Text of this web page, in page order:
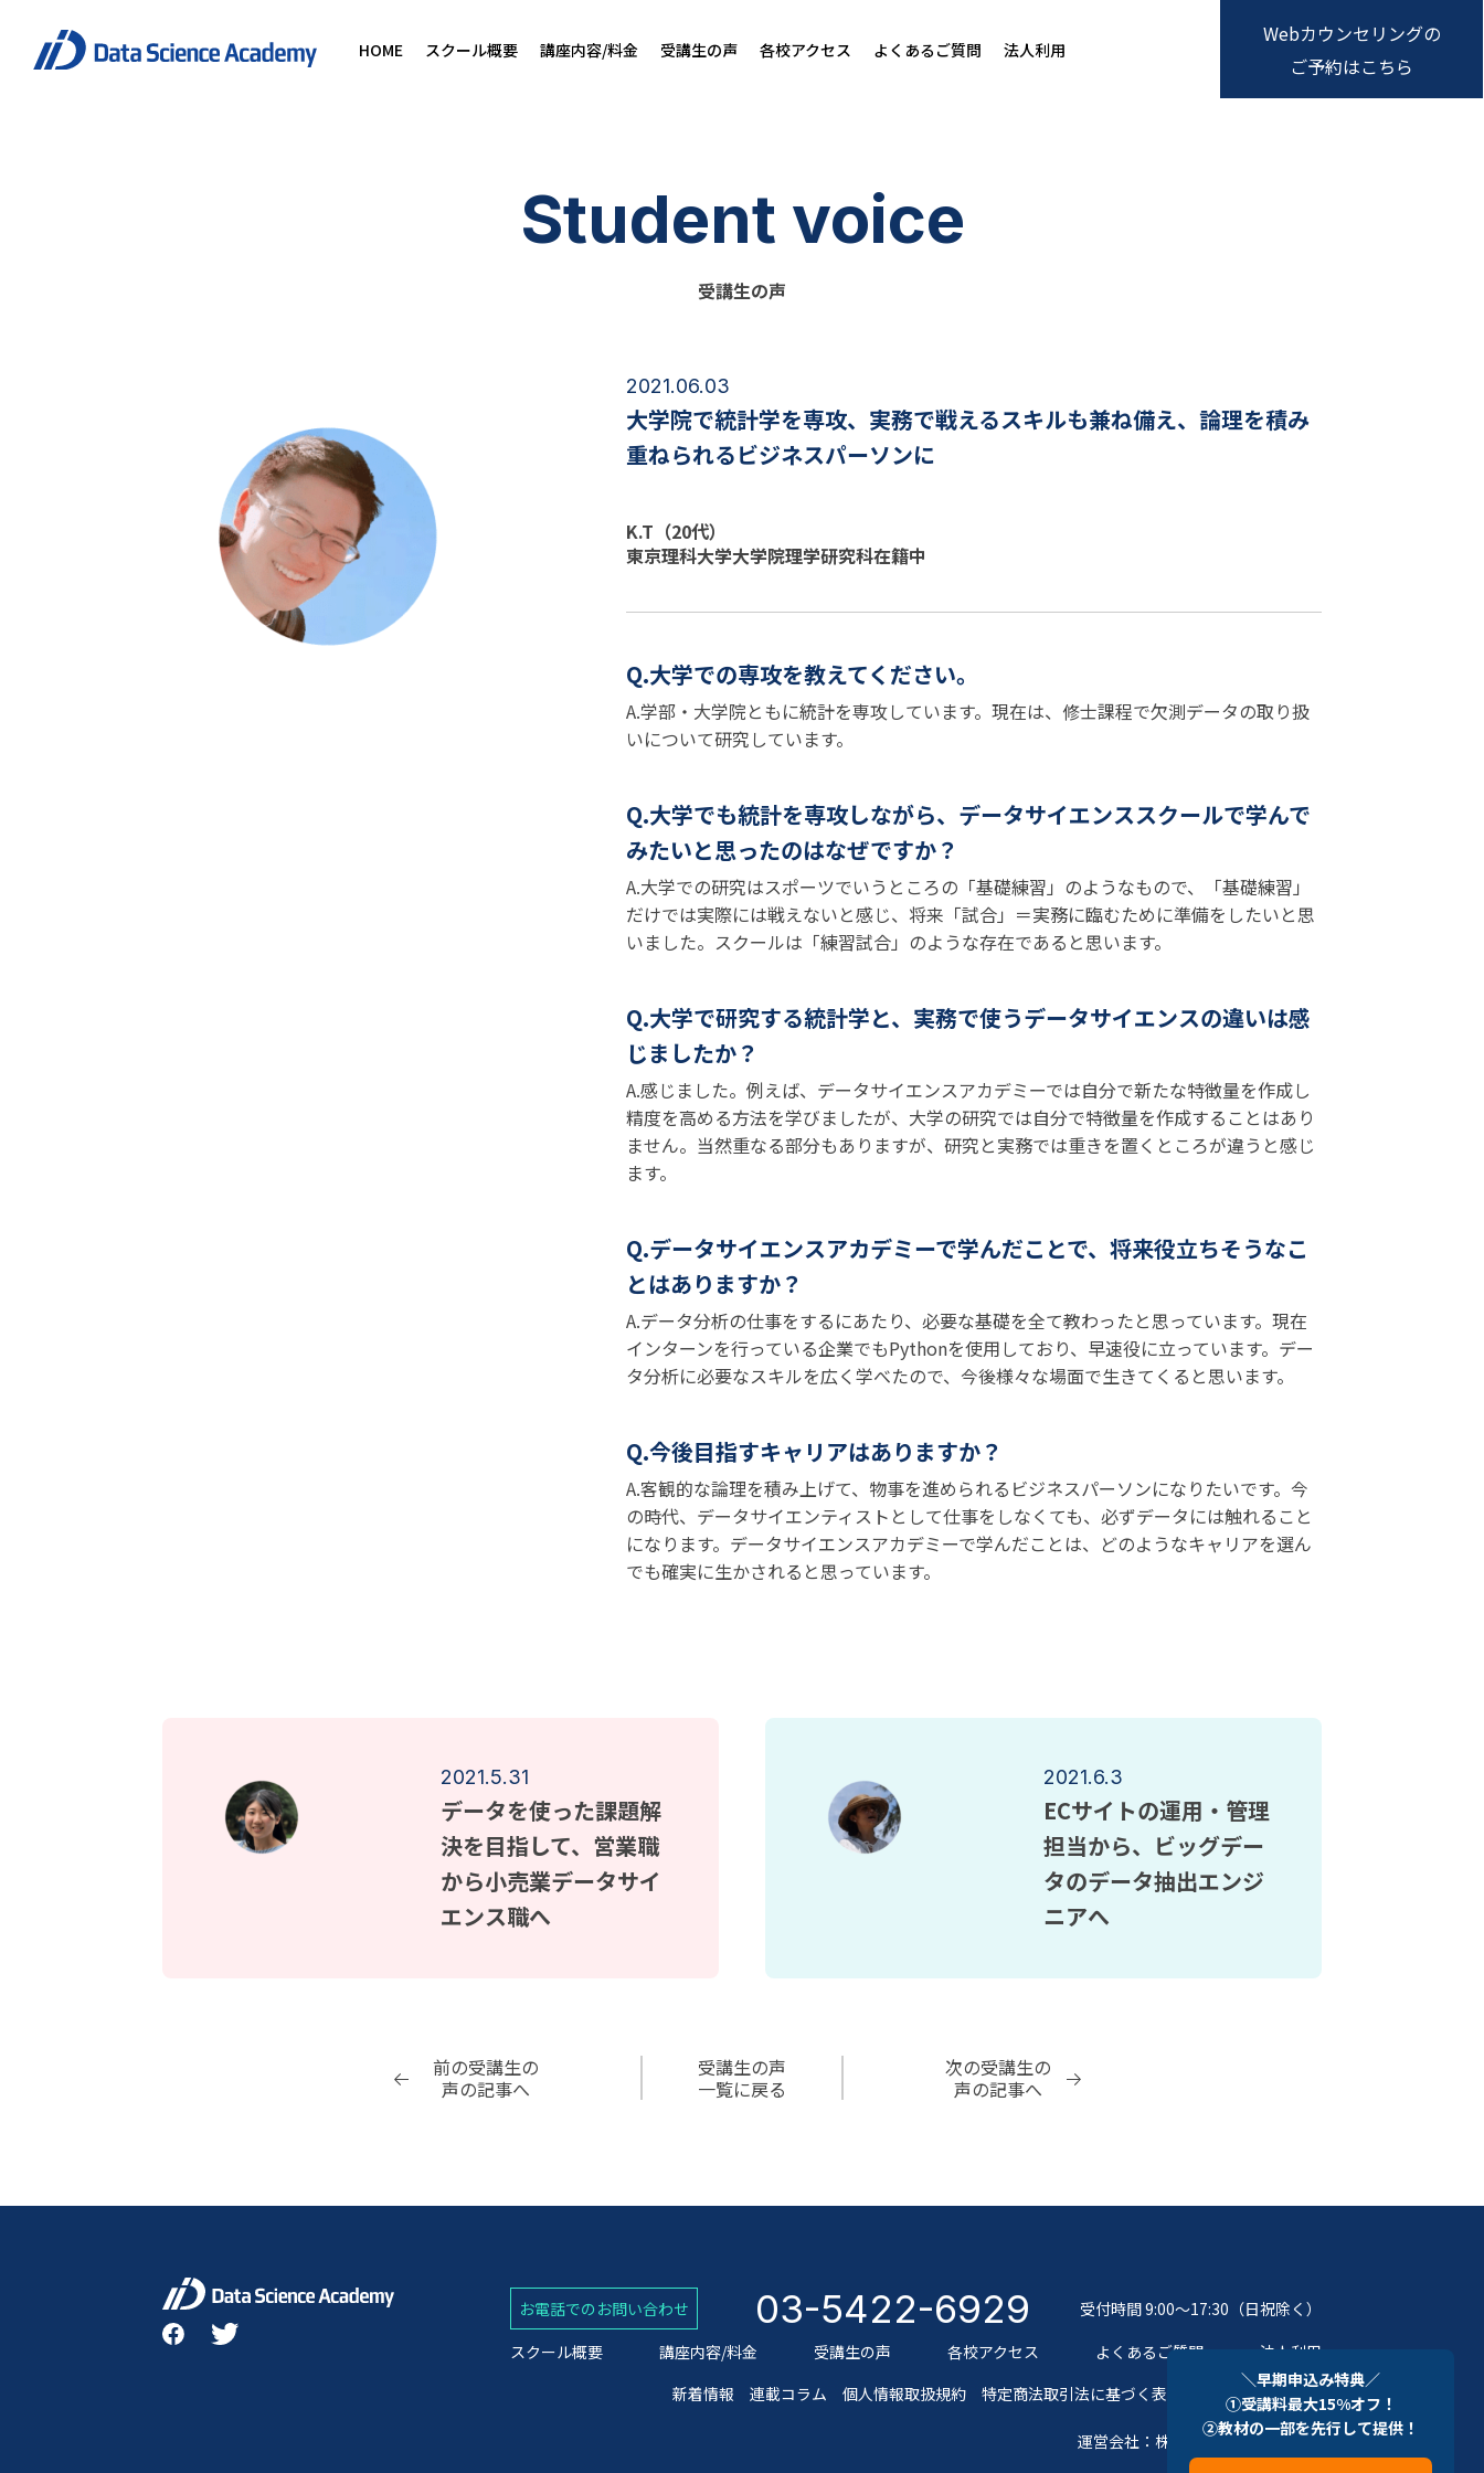
HOME スクール概要 講座内容/料金 受講生の声 各校アクセス よくあるご質問 法人利用
Webカウンセリングの
ご予約はこちら
Student voice
受講生の声
2021.06.03
大学院で統計学を専攻、実務で戦えるスキルも兼ね備え、論理を積み
重ねられるビジネスパーソンに
K.T（20代）
東京理科大学大学院理学研究科在籍中
Q.大学での専攻を教えてください。
A.学部・大学院ともに統計を専攻しています。現在は、修士課程で欠測データの取り扱
いについて研究しています。
Q.大学でも統計を専攻しながら、データサイエンススクールで学んで
みたいと思ったのはなぜですか？
A.大学での研究はスポーツでいうところの「基礎練習」のようなもので、「基礎練習」
だけでは実際には戦えないと感じ、将来「試合」＝実務に臨むために準備をしたいと思
いました。スクールは「練習試合」のような存在であると思います。
Q.大学で研究する統計学と、実務で使うデータサイエンスの違いは感
じましたか？
A.感じました。例えば、データサイエンスアカデミーでは自分で新たな特徴量を作成し
精度を高める方法を学びましたが、大学の研究では自分で特徴量を作成することはあり
ません。当然重なる部分もありますが、研究と実務では重きを置くところが違うと感じ
ます。
Q.データサイエンスアカデミーで学んだことで、将来役立ちそうなこ
とはありますか？
A.データ分析の仕事をするにあたり、必要な基礎を全て教わったと思っています。現在
インターンを行っている企業でもPythonを使用しており、早速役に立っています。デー
タ分析に必要なスキルを広く学べたので、今後様々な場面で生きてくると思います。
Q.今後目指すキャリアはありますか？
A.客観的な論理を積み上げて、物事を進められるビジネスパーソンになりたいです。今
の時代、データサイエンティストとして仕事をしなくても、必ずデータには触れること
になります。データサイエンスアカデミーで学んだことは、どのようなキャリアを選ん
でも確実に生かされると思っています。
2021.5.31
データを使った課題解
決を目指して、営業職
から小売業データサイ
エンス職へ
2021.6.3
ECサイトの運用・管理
担当から、ビッグデー
タのデータ抽出エンジ
ニアへ
前の受講生の
声の記事へ
受講生の声
一覧に戻る
次の受講生の
声の記事へ
＼早期申込み特典／
①受講料最大15%オフ！
②教材の一部を先行して提供！
お電話でのお問い合わせ 03-5422-6929
受付時間 9:00～17:30（日祝除く）
スクール概要
講座内容/料金 受講生の声 各校アクセス よくあるご質問
法人利用
新着情報
連載コラム 個人情報取扱規約 特定商法取引法に基づく表記 各種お問い合わせ
運営会社：株式会社D4cアカデミー